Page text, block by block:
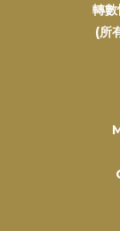
轉
(所